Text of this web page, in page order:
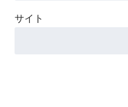
サイト